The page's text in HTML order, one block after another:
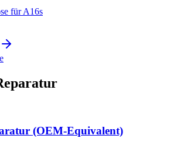
für A16s
(OEM-Equivalent)